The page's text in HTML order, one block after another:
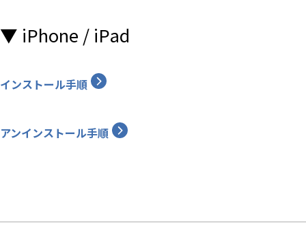
▼ iPhone / iPad
インストール手順
アンインストール手順